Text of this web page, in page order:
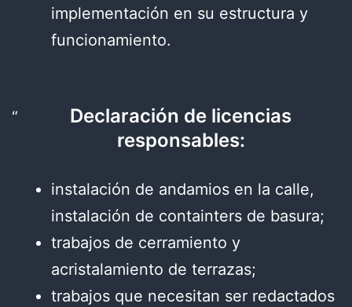
implementación en su estructura y
funcionamiento.
Declaración de licencias
responsables:
instalación de andamios en la calle,
instalación de containters de basura;
trabajos de cerramiento y
acristalamiento de terrazas;
trabajos que necesitan ser redactados